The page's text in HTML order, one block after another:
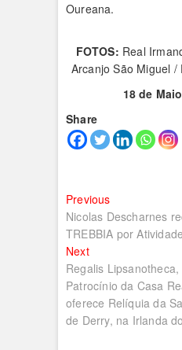
Oureana.
FOTOS: Real
Arcanjo São Miguel
18 de
Share
Navegação
de
artigos
PreviousPrevious
post:
Nicolas Descharnes
TREBBIA por
NextNext
post:
Regalis
Patrocínio da Casa
oferece Relíquia da
de Derry, na Irlanda